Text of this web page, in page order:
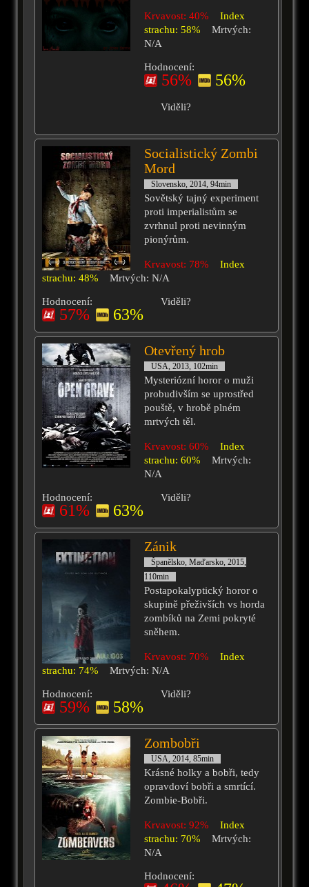
Krvavost: 40%
Index
strachu: 58%
Mrtvých:
N/A
Hodnocení:
56% 56%
Viděli?
Socialistický Zombi
Mord
Slovensko, 2014, 94min
Sovětský tajný experiment
proti imperialistům se
zvrhnul proti nevinným
pionýrům.
Krvavost: 78%
Index
strachu: 48%
Mrtvých: N/A
Hodnocení:
57% 63%
Viděli?
Otevřený hrob
USA, 2013, 102min
Mysteriózní horor o muži
probudivším se uprostřed
pouště, v hrobě plném
mrtvých těl.
Krvavost: 60%
Index
strachu: 60%
Mrtvých:
N/A
Hodnocení:
61% 63%
Viděli?
Zánik
Španělsko, Maďarsko, 2015,
110min
Postapokalyptický horor o
skupině přeživších vs horda
zombíků na Zemi pokryté
sněhem.
Krvavost: 70%
Index
strachu: 74%
Mrtvých: N/A
Hodnocení:
59% 58%
Viděli?
Zombobři
USA, 2014, 85min
Krásné holky a bobři, tedy
opravdoví bobři a smrtící.
Zombie-Bobři.
Krvavost: 92%
Index
strachu: 70%
Mrtvých:
N/A
Hodnocení: